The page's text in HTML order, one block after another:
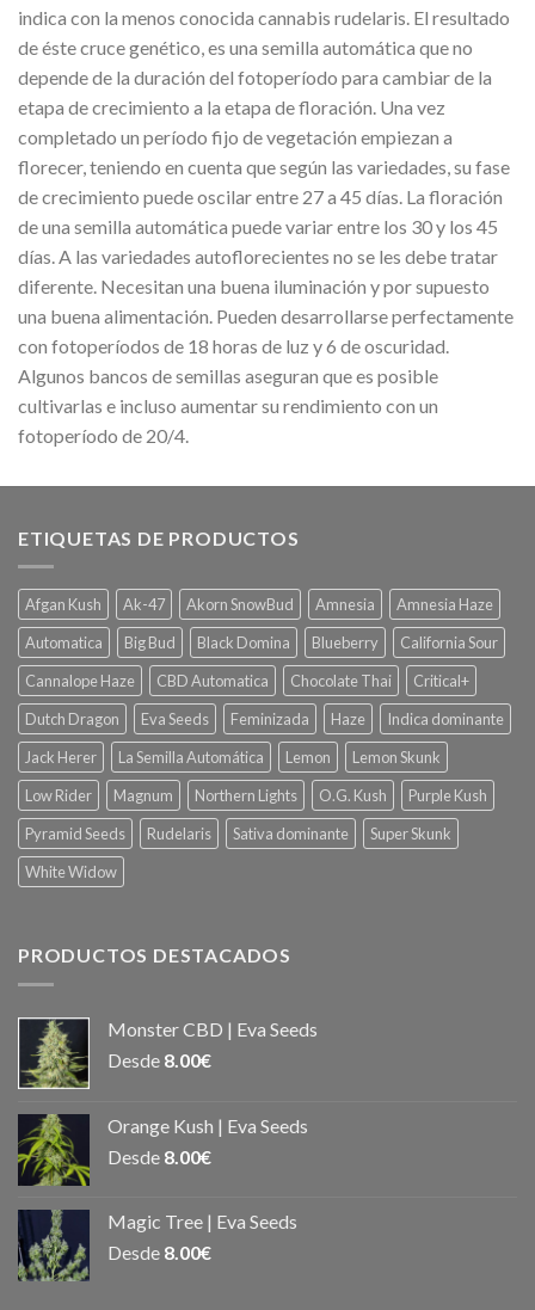
indica con la menos conocida cannabis rudelaris. El resultado
de éste cruce genético, es una semilla automática que no
depende de la duración del fotoperíodo para cambiar de la
etapa de crecimiento a la etapa de floración. Una vez
completado un período fijo de vegetación empiezan a
florecer, teniendo en cuenta que según las variedades, su fase
de crecimiento puede oscilar entre 27 a 45 días. La floración
de una semilla automática puede variar entre los 30 y los 45
días. A las variedades autoflorecientes no se les debe tratar
diferente. Necesitan una buena iluminación y por supuesto
una buena alimentación. Pueden desarrollarse perfectamente
con fotoperíodos de 18 horas de luz y 6 de oscuridad.
Algunos bancos de semillas aseguran que es posible
cultivarlas e incluso aumentar su rendimiento con un
fotoperíodo de 20/4.
ETIQUETAS DE PRODUCTOS
Afgan Kush Ak-47 Akorn SnowBud Amnesia
Amnesia Haze
Automatica
Big Bud Black Domina Blueberry
California Sour
Cannalope Haze
CBD Automatica Chocolate Thai
Critical+
Dutch Dragon
Eva Seeds Feminizada Haze
Indica dominante
Jack Herer
La Semilla Automática Lemon
Lemon Skunk
Low Rider
Magnum Northern Lights O.G. Kush
Purple Kush
Pyramid Seeds
Rudelaris Sativa dominante
Super Skunk
White Widow
PRODUCTOS DESTACADOS
Monster CBD | Eva Seeds
Desde 8.00€
Orange Kush | Eva Seeds
Desde 8.00€
Magic Tree | Eva Seeds
Desde 8.00€